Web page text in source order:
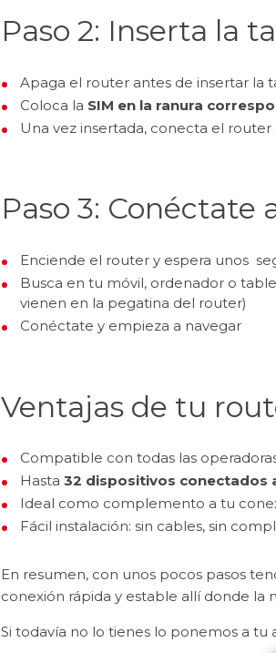
Paso 2: Inserta la
Apaga el router antes de insertar la
Coloca la SIM en la ranura
Una vez insertada, conecta el router
Paso 3: Conéctate
Enciende el router y espera unos
Busca en tu móvil, ordenador o
vienen en la pegatina del router)
Conéctate y empieza a navegar
Ventajas de tu
Compatible con todas las
Hasta 32 dispositivos conectados
Ideal como complemento a tu
Fácil instalación: sin cables, sin
En resumen, con unos pocos pasos
conexión rápida y estable allí donde la
Si todavía no lo tienes lo ponemos a